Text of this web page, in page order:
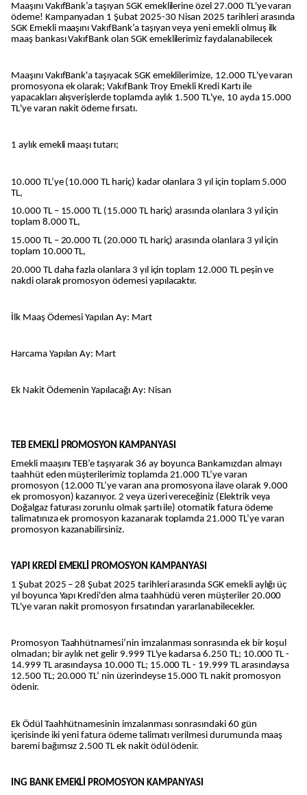
Maaşını VakıfBank’a taşıyan SGK emeklilerine özel 27.000 TL'ye varan
ödeme! Kampanyadan 1 Şubat 2025-30 Nisan 2025 tarihleri arasında
SGK Emekli maaşını VakıfBank’a taşıyan veya yeni emekli olmuş ilk
maaş bankası VakıfBank olan SGK emeklilerimiz faydalanabilecek
Maaşını VakıfBank'a taşıyacak SGK emeklilerimize, 12.000 TL'ye varan
promosyona ek olarak; VakıfBank Troy Emekli Kredi Kartı ile
yapacakları alışverişlerde toplamda aylık 1.500 TL'ye, 10 ayda 15.000
TL'ye varan nakit ödeme fırsatı.
1 aylık emekli maaşı tutarı;
10.000 TL’ye (10.000 TL hariç) kadar olanlara 3 yıl için toplam 5.000
TL,
10.000 TL – 15.000 TL (15.000 TL hariç) arasında olanlara 3 yıl için
toplam 8.000 TL,
15.000 TL – 20.000 TL (20.000 TL hariç) arasında olanlara 3 yıl için
toplam 10.000 TL,
20.000 TL daha fazla olanlara 3 yıl için toplam 12.000 TL peşin ve
nakdi olarak promosyon ödemesi yapılacaktır.
İlk Maaş Ödemesi Yapılan Ay: Mart
Harcama Yapılan Ay: Mart
Ek Nakit Ödemenin Yapılacağı Ay: Nisan
TEB EMEKLİ PROMOSYON KAMPANYASI
Emekli maaşını TEB’e taşıyarak 36 ay boyunca Bankamızdan almayı
taahhüt eden müşterilerimiz toplamda 21.000 TL’ye varan
promosyon (12.000 TL’ye varan ana promosyona ilave olarak 9.000
ek promosyon) kazanıyor. 2 veya üzeri vereceğiniz (Elektrik veya
Doğalgaz faturası zorunlu olmak şartı ile) otomatik fatura ödeme
talimatınıza ek promosyon kazanarak toplamda 21.000 TL’ye varan
promosyon kazanabilirsiniz.
YAPI KREDİ EMEKLİ PROMOSYON KAMPANYASI
1 Şubat 2025 – 28 Şubat 2025 tarihleri arasında SGK emekli aylığı üç
yıl boyunca Yapı Kredi'den alma taahhüdü veren müşteriler 20.000
TL'ye varan nakit promosyon fırsatından yararlanabilecekler.
Promosyon Taahhütnamesi’nin imzalanması sonrasında ek bir koşul
olmadan; bir aylık net gelir 9.999 TL'ye kadarsa 6.250 TL; 10.000 TL -
14.999 TL arasındaysa 10.000 TL; 15.000 TL - 19.999 TL arasındaysa
12.500 TL; 20.000 TL’ nin üzerindeyse 15.000 TL nakit promosyon
ödenir.
Ek Ödül Taahhütnamesinin imzalanması sonrasındaki 60 gün
içerisinde iki yeni fatura ödeme talimatı verilmesi durumunda maaş
baremi bağımsız 2.500 TL ek nakit ödül ödenir.
ING BANK EMEKLİ PROMOSYON KAMPANYASI